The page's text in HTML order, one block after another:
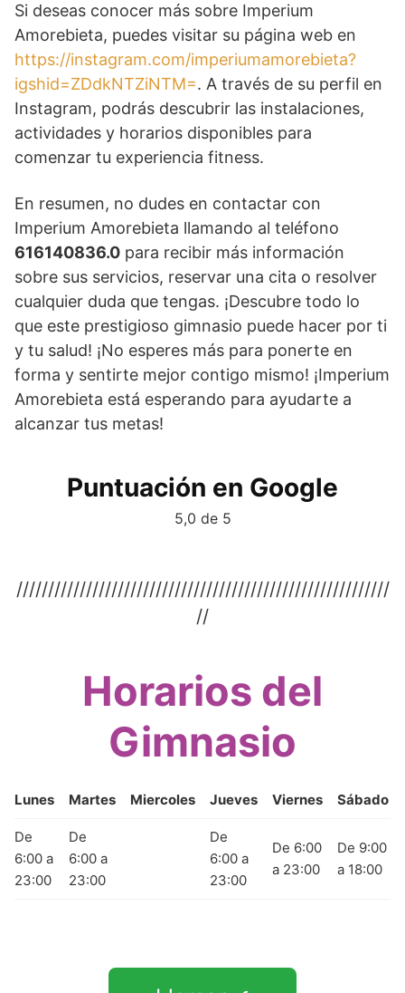
Si deseas conocer más sobre Imperium
Amorebieta, puedes visitar su página web en
https://instagram.com/imperiumamorebieta?
igshid=ZDdkNTZiNTM=. A través de su perfil en
Instagram, podrás descubrir las instalaciones,
actividades y horarios disponibles para
comenzar tu experiencia fitness.
En resumen, no dudes en contactar con
Imperium Amorebieta llamando al teléfono
616140836.0 para recibir más información
sobre sus servicios, reservar una cita o resolver
cualquier duda que tengas. ¡Descubre todo lo
que este prestigioso gimnasio puede hacer por ti
y tu salud! ¡No esperes más para ponerte en
forma y sentirte mejor contigo mismo! ¡Imperium
Amorebieta está esperando para ayudarte a
alcanzar tus metas!
Puntuación en Google
5,0 de 5
///////////////////////////////////////////////////////////
//
Horarios del
Gimnasio
Lunes Martes Miercoles Jueves Viernes Sábado
De
6:00 a
23:00
De
6:00 a
23:00
De
6:00 a
23:00
De 6:00
a 23:00
De 9:00
a 18:00